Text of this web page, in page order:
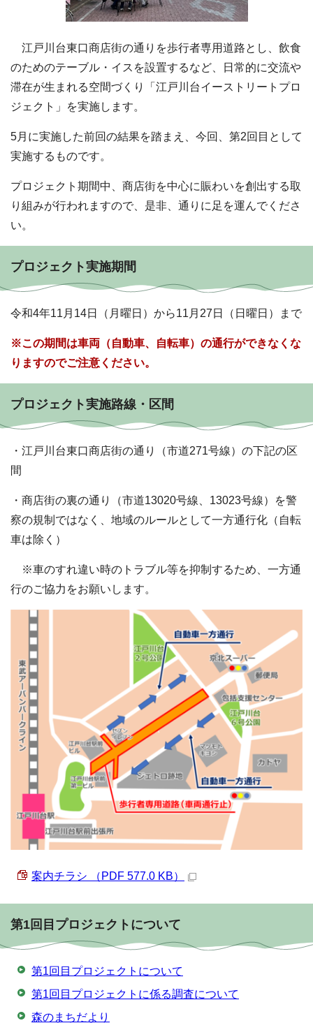
江戸川台東口商店街の通りを歩行者専用道路とし、飲食
のためのテーブル・イスを設置するなど、日常的に交流や
滞在が生まれる空間づくり「江戸川台イーストリートプロ
ジェクト」を実施します。
5月に実施した前回の結果を踏まえ、今回、第2回目として
実施するものです。
プロジェクト期間中、商店街を中心に賑わいを創出する取
り組みが行われますので、是非、通りに足を運んでくださ
い。
プロジェクト実施期間
令和4年11月14日（月曜日）から11月27日（日曜日）まで
※この期間は車両（自動車、自転車）の通行ができなくな
りますのでご注意ください。
プロジェクト実施路線・区間
・江戸川台東口商店街の通り（市道271号線）の下記の区
間
・商店街の裏の通り（市道13020号線、13023号線）を警
察の規制ではなく、地域のルールとして一方通行化（自転
車は除く）
※車のすれ違い時のトラブル等を抑制するため、一方通
行のご協力をお願いします。
案内チラシ （PDF 577.0 KB）
第1回目プロジェクトについて
第1回目プロジェクトについて
第1回目プロジェクトに係る調査について
森のまちだより